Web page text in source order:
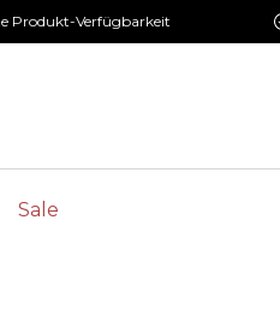
Produkt-Verfügbarkeit
Sale